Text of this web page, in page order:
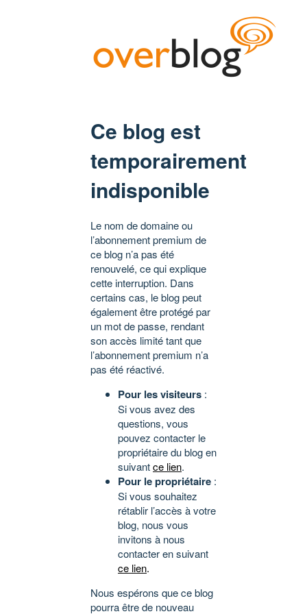
Ce blog est
temporairement
indisponible
Le nom de domaine ou
l’abonnement premium de
ce blog n’a pas été
renouvelé, ce qui explique
cette interruption. Dans
certains cas, le blog peut
également être protégé par
un mot de passe, rendant
son accès limité tant que
l’abonnement premium n’a
pas été réactivé.
Pour les visiteurs :
Si vous avez des
questions, vous
pouvez contacter le
propriétaire du blog en
suivantce lien.
Pour le propriétaire :
Si vous souhaitez
rétablir l’accès à votre
blog, nous vous
invitons à nous
contacter en suivant
ce lien.
Nous espérons que ce blog
pourra être de nouveau